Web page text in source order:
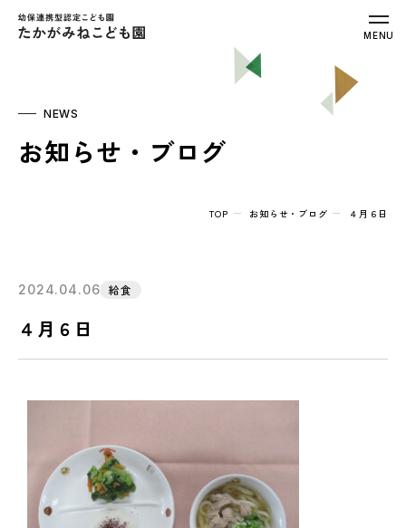
幼保連携型認定こども園 たかがみねこ
MENU
NEWS
お知らせ・ブログ
TOP お知らせ・ブログ ４月６日
2024.04.06 給食
４月６日